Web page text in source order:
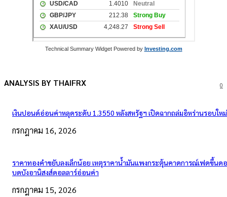
Technical Summary Widget Powered by Investing.com
0
ANALYSIS BY THAIFRX
เงินปอนด์อ่อนค่าหลุดระดับ 1.3550 หลังสหรัฐฯ เปิดฉากถล่มอิหร่านรอบใหม่
กรกฎาคม 16, 2026
ราคาทองคำขยับลงเล็กน้อย เหตุราคาน้ำมันแพงกระตุ้นคาดการณ์เฟดขึ้นด
บดบังอานิสงส์ดอลลาร์อ่อนค่า
กรกฎาคม 15, 2026